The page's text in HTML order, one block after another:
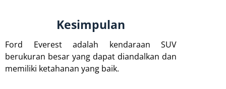
Kesimpulan
Ford Everest adalah kendaraan SUV
berukuran besar yang dapat diandalkan dan
memiliki ketahanan yang baik.